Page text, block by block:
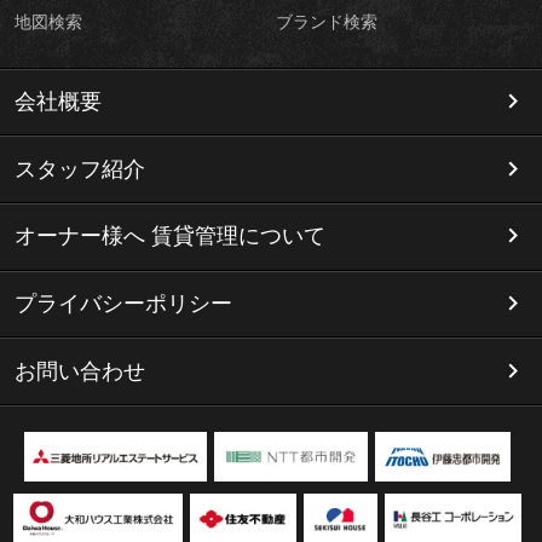
地図検索 ブランド検索
会社概要
スタッフ紹介
オーナー様へ 賃貸管理について
プライバシーポリシー
お問い合わせ